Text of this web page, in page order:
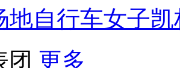
地自行车女子
团 更多